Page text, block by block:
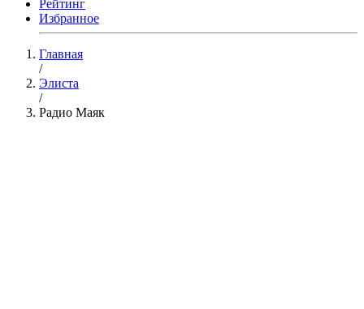
Рейтинг
Избранное
Главная
/
Элиста
/
Радио Маяк